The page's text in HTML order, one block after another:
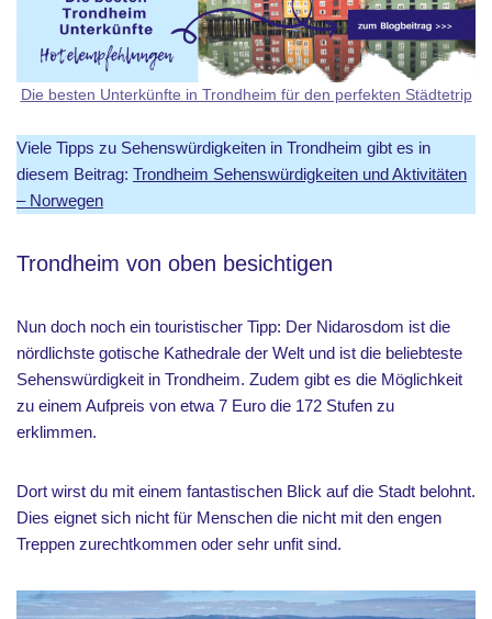
Die besten Unterkünfte in Trondheim für den perfekten Städtetrip
Viele Tipps zu Sehenswürdigkeiten in Trondheim gibt es in
diesem Beitrag: Trondheim Sehenswürdigkeiten und Aktivitäten
– Norwegen
Trondheim von oben besichtigen
Nun doch noch ein touristischer Tipp: Der Nidarosdom ist die
nördlichste gotische Kathedrale der Welt und ist die beliebteste
Sehenswürdigkeit in Trondheim. Zudem gibt es die Möglichkeit
zu einem Aufpreis von etwa 7 Euro die 172 Stufen zu
erklimmen.
Dort wirst du mit einem fantastischen Blick auf die Stadt belohnt.
Dies eignet sich nicht für Menschen die nicht mit den engen
Treppen zurechtkommen oder sehr unfit sind.